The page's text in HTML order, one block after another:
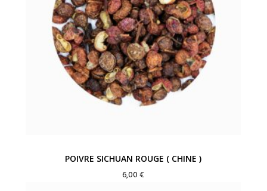
POIVRE SICHUAN ROUGE ( CHINE )
6,00€